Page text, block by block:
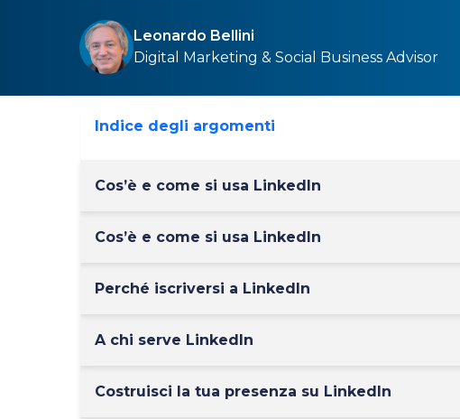
Leonardo Bellini
Digital Marketing & Social Business Advisor
Indice degli argomenti
Cos’è e come si usa LinkedIn
Cos’è e come si usa LinkedIn
Perché iscriversi a LinkedIn
A chi serve LinkedIn
Costruisci la tua presenza su LinkedIn